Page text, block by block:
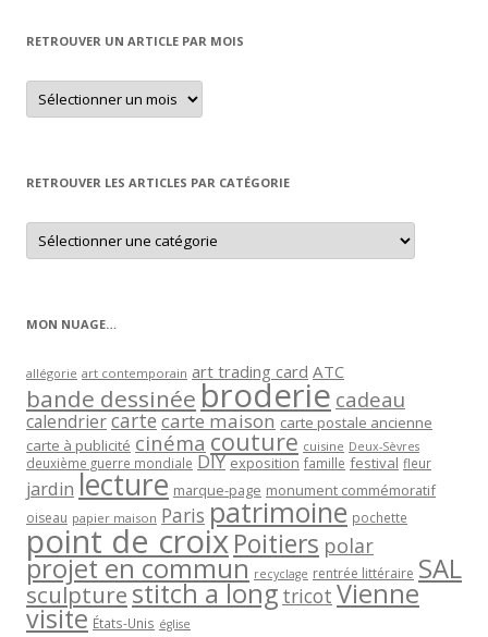
RETROUVER UN ARTICLE PAR MOIS
Retrouver
un
article
RETROUVER LES ARTICLES PAR CATÉGORIE
Retrouver
les
articles
MON NUAGE…
allégorie art contemporain art trading card ATC
bande dessinée broderie cadeau
calendriercartecarte maison carte postale ancienne
carte à publicité cinéma couture cuisine Deux-Sèvres
deuxième guerre mondiale DIY exposition famille festival fleur
jardin lecture marque-page monument commémoratif
oiseau papier maison Paris patrimoine pochette
point de croixPoitiers polar
projet en commun recyclage rentrée littéraire SAL
sculpturestitch a long tricot Vienne
visite États-Unis église